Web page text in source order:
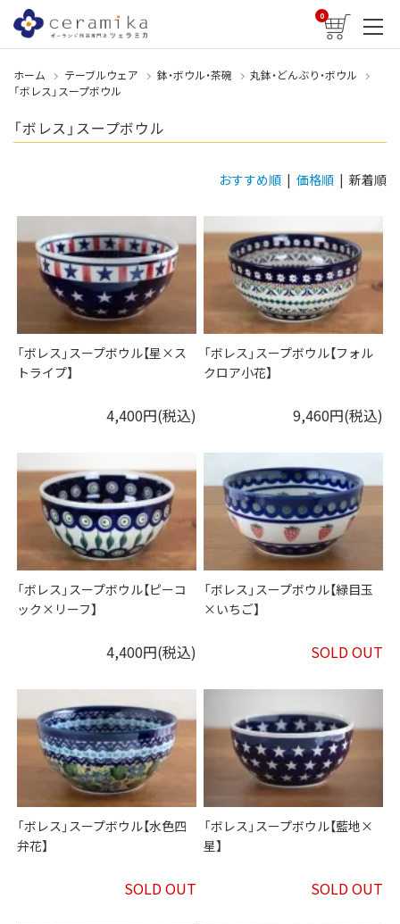
0
ホーム テーブルウェア 鉢・ボウル・茶碗
丸鉢・どんぶり・ボウル
「ボレス」スープボウル
「ボレス」スープボウル
おすすめ順 | 価格順 | 新着順
「ボレス」スープボウル【星×ス
トライプ】
4,400円(税込)
「ボレス」スープボウル【フォル
クロア小花】
9,460円(税込)
「ボレス」スープボウル【ピーコ
ック×リーフ】
4,400円(税込)
「ボレス」スープボウル【緑目玉
×いちご】
SOLD OUT
「ボレス」スープボウル【水色四
弁花】
SOLD OUT
「ボレス」スープボウル【藍地×
星】
SOLD OUT